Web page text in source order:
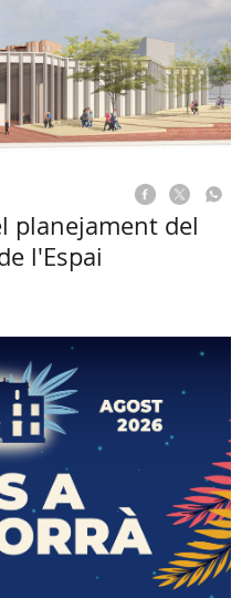
planejament del
l'Espai